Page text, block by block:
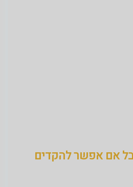
אם אפשר להקדים